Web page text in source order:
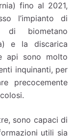
fino al 2021,
l’impianto di
di biometano
e la discarica
api sono molto
inquinanti, per
precocemente
sono capaci di
utili sia